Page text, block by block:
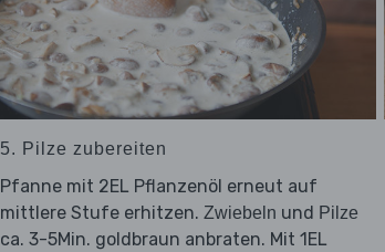
5. Pilze zubereiten
Pfanne mit 2EL Pflanzenöl erneut auf
mittlere Stufe erhitzen. Zwiebeln und Pilze
ca. 3-5Min. goldbraun anbraten. Mit 1EL